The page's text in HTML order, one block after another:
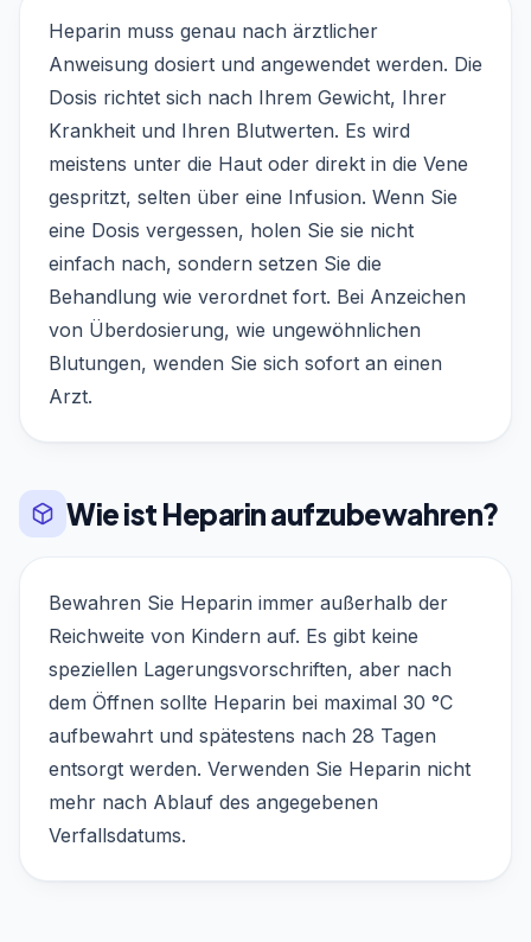
Heparin muss genau nach ärztlicher
Anweisung dosiert und angewendet werden. Die
Dosis richtet sich nach Ihrem Gewicht, Ihrer
Krankheit und Ihren Blutwerten. Es wird
meistens unter die Haut oder direkt in die Vene
gespritzt, selten über eine Infusion. Wenn Sie
eine Dosis vergessen, holen Sie sie nicht
einfach nach, sondern setzen Sie die
Behandlung wie verordnet fort. Bei Anzeichen
von Überdosierung, wie ungewöhnlichen
Blutungen, wenden Sie sich sofort an einen
Arzt.
Wie ist Heparin aufzubewahren?
Bewahren Sie Heparin immer außerhalb der
Reichweite von Kindern auf. Es gibt keine
speziellen Lagerungsvorschriften, aber nach
dem Öffnen sollte Heparin bei maximal 30 °C
aufbewahrt und spätestens nach 28 Tagen
entsorgt werden. Verwenden Sie Heparin nicht
mehr nach Ablauf des angegebenen
Verfallsdatums.